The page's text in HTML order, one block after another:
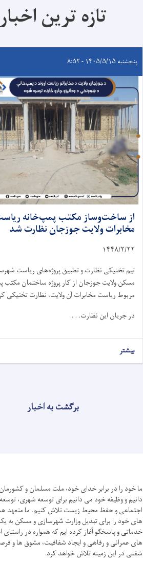
تازه ترین
پنجشنبه ۱۴۰۵/۵/۱۵ - ۸:۵۲
از ساخت‌وساز مکتب پمپ‌خانه
مخابرات ولایت جوزجان نظارت شد
۱۴۴۸/۲/۲۲
تیم تخنیکی نظارت و تطبیق پروژه‌های ریاست
مسکن ولایت جوزجان از کار پروژه ساختمان مکتب
مربوط ریاست مخابرات آن ولایت، نظارت تخنیکی
در جریان این نظارت. . .
بیشتر
برگشت به اخبار
ما خود را در برابر خدای خود، ملت مسلمان و
دانیم و وظیفه خود می دانیم برای توسعه شهری،
اجتماعی و حفظ محیط زیست تلاش کنیم. ما متعهد
های خود را برای تبدیل وزارت شهرسازی و مسکن به یک
خدماتی و پاسخگو آغاز کرده ایم که همواره در راستای
های عمرانی و رفاهی و ایجاد شفافیت، مشوق ها و
شغلی در این زمینه تلاش خواهد کرد.